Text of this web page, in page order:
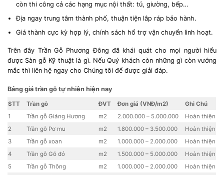
còn thi công cả các hạng mục nội thất: tủ, giường, bếp…
Địa ngay trung tâm thành phố, thuận tiện lắp ráp bảo hành.
Giá thành cực kỳ hợp lý, chính sách hổ trợ vận chuyển linh hoạt.
Trên đây Trần Gỗ Phương Đông đã khái quát cho mọi người hiểu
được Sàn gỗ Kỹ thuật là gì. Nếu Quý khách còn những gì còn vướng
mắc thì liên hệ ngay cho Chúng tôi để được giải đáp.
Bảng giá trần gỗ tự nhiên hiện nay
STT Trần gỗ ĐVT Đơn giá (VNĐ/m2)
Ghi Chú
1
Trần gỗ Giáng Hương m2 2.000.000 – 5.000.000
Hoàn thiện
2
Trần gỗ Pơ mu m2 1.800.000 – 3.500.000
Hoàn thiện
3
Trần gỗ xoan m2 1.000.000 – 2.000.000
Hoàn thiện
4
Trần gỗ Gõ đỏ m2 1.500.000 – 5.000.000
Hoàn thiện
5
Trần gỗ Thông m2 1.000.000 – 2.000.000
Hoàn thiện